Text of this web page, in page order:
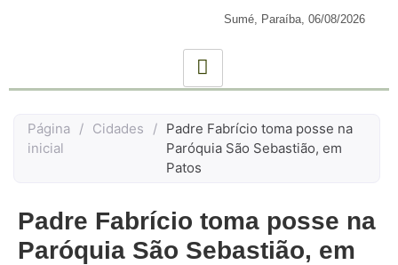
Sumé, Paraíba, 06/08/2026
Página
inicial
/ Cidades / Padre Fabrício toma posse na
Paróquia São Sebastião, em
Patos
Padre Fabrício toma posse na
Paróquia São Sebastião, em